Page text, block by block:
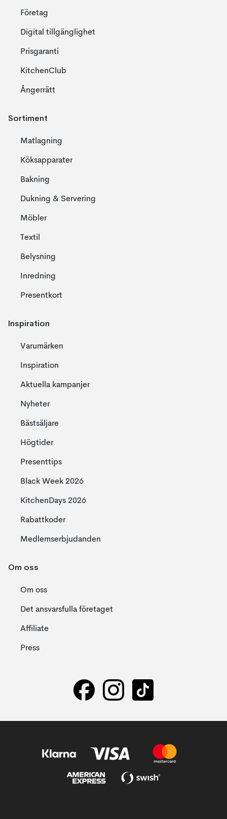
Företag
Digital tillgänglighet
Prisgaranti
KitchenClub
Ångerrätt
Sortiment
Matlagning
Köksapparater
Bakning
Dukning & Servering
Möbler
Textil
Belysning
Inredning
Presentkort
Inspiration
Varumärken
Inspiration
Aktuella kampanjer
Nyheter
Bästsäljare
Högtider
Presenttips
Black Week 2026
KitchenDays 2026
Rabattkoder
Medlemserbjudanden
Om oss
Om oss
Det ansvarsfulla företaget
Affiliate
Press